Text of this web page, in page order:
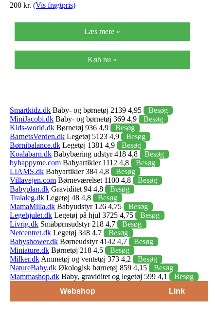
200 kr. (Vis fragtpris)
Læs mere »
Køb nu »
Smartkidz.dk Baby- og børnetøj 2139 4,95
Besøg
MiniJacobi.dk Baby- og børnetøj 369 4,9
Besøg
Kids-world.dk Børnetøj 936 4,9
Besøg
BarnetsVerden.dk Legetøj 5123 4,9
Besøg
Børnibalance.dk Legetøj 1381 4,9
Besøg
Koalabarn.dk Babybæring udstyr 418 4,8
Besøg
byhappyme.com Babyartikler 1112 4,8
Besøg
LIAMS.dk Babyartikler 384 4,8
Besøg
Villavejen.com Børneværelset 1100 4,8
Besøg
Babyplan.dk Graviditet 94 4,8
Besøg
Tralaleg.dk Legetøj 48 4,8
Besøg
MamaMilla.dk Babyudstyr 126 4,75
Besøg
Legehjulet.dk Legetøj på hjul 3725 4,75
Besøg
Livrig.dk Småbørnsudstyr 218 4,7
Besøg
Netcentret.dk Legetøj 348 4,7
Besøg
Babyshower.dk Børneudstyr 4142 4,7
Besøg
Miniature.dk Børnetøj 218 4,5
Besøg
Milker.dk Ammetøj og ventetøj 373 4,2
Besøg
NatureBaby.dk Økologisk børnetøj 859 4,15
Besøg
Mammashop.dk Baby, graviditet og legetøj 599 4,1
Besøg
Webshop
Link